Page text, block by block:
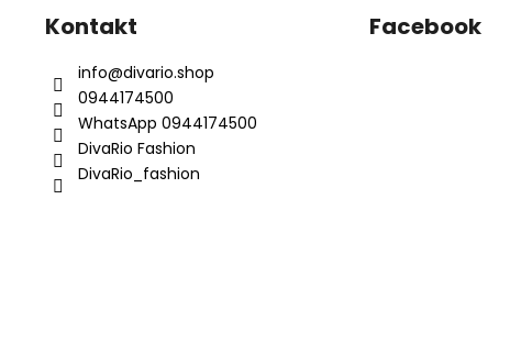
Kontakt
info@divario.shop
0944174500
WhatsApp 0944174500
DivaRio Fashion
DivaRio_fashion
Facebook